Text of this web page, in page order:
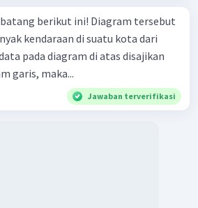
ini! Diagram tersebut
kendaraan di suatu kota dari
pada diagram di atas disajikan
garis, maka...
Jawaban terverifikasi